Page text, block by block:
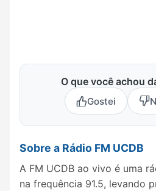
O que você achou
Gostei
Sobre a Rádio FM UCDB
A FM UCDB ao vivo é uma
na frequência 91.5, levando